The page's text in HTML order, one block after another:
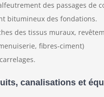
des passages de
bitumineux des fondations.
des tissus muraux,
fibres-ciment)
canalisations et